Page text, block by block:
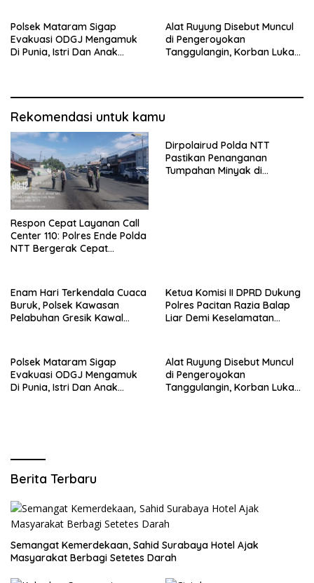
Polsek Mataram Sigap
Evakuasi ODGJ Mengamuk
Di Punia, Istri Dan Anak
Alat Ruyung Disebut Muncul
di Pengeroyokan
Tanggulangin, Korban Luka
Rekomendasi untuk kamu
Respon Cepat Layanan Call
Center 110: Polres Ende Polda
NTT Bergerak Cepat
Dirpolairud Polda NTT
Pastikan Penanganan
Tumpahan Minyak di
Enam Hari Terkendala Cuaca
Buruk, Polsek Kawasan
Pelabuhan Gresik Kawal
Ketua Komisi II DPRD Dukung
Polres Pacitan Razia Balap
Liar Demi Keselamatan
Polsek Mataram Sigap
Evakuasi ODGJ Mengamuk
Di Punia, Istri Dan Anak
Alat Ruyung Disebut Muncul
di Pengeroyokan
Tanggulangin, Korban Luka
Berita Terbaru
Semangat Kemerdekaan, Sahid Surabaya Hotel Ajak
Masyarakat Berbagi Setetes Darah